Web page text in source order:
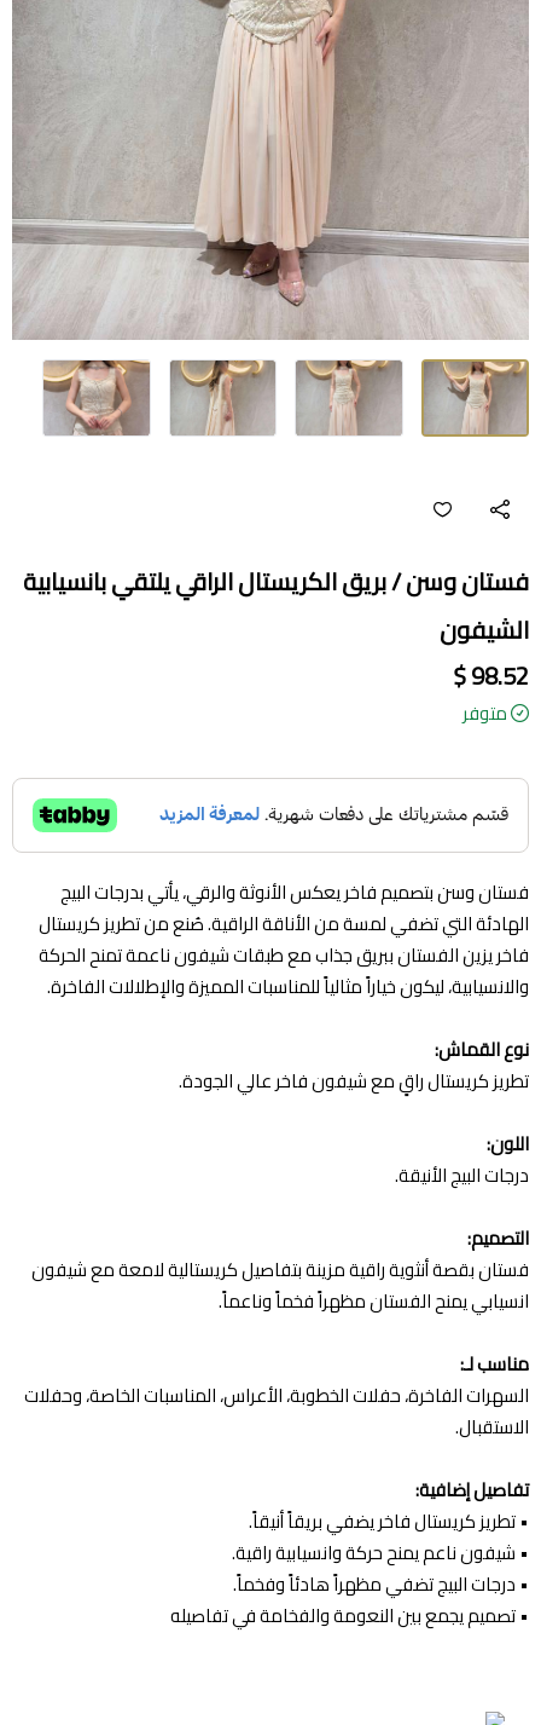
فستان وسن / بريق الكريستال الراقي يلتقي بانسيابية
الشيفون
98.52 $
متوفر
فستان وسن بتصميم فاخر يعكس الأنوثة والرقي، يأتي بدرجات البيج
الهادئة التي تضفي لمسة من الأناقة الراقية. صُنع من تطريز كريستال
فاخر يزين الفستان ببريق جذاب مع طبقات شيفون ناعمة تمنح الحركة
والانسيابية، ليكون خياراً مثالياً للمناسبات المميزة والإطلالات الفاخرة.
نوع القماش:
تطريز كريستال راقٍ مع شيفون فاخر عالي الجودة.
اللون:
درجات البيج الأنيقة.
التصميم:
فستان بقصة أنثوية راقية مزينة بتفاصيل كريستالية لامعة مع شيفون
انسيابي يمنح الفستان مظهراً فخماً وناعماً.
مناسب لـ:
السهرات الفاخرة، حفلات الخطوبة، الأعراس، المناسبات الخاصة، وحفلات
الاستقبال.
تفاصيل إضافية:
• تطريز كريستال فاخر يضفي بريقاً أنيقاً.
• شيفون ناعم يمنح حركة وانسيابية راقية.
• درجات البيج تضفي مظهراً هادئاً وفخماً.
• تصميم يجمع بين النعومة والفخامة في تفاصيله